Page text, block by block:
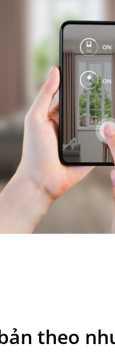
theo